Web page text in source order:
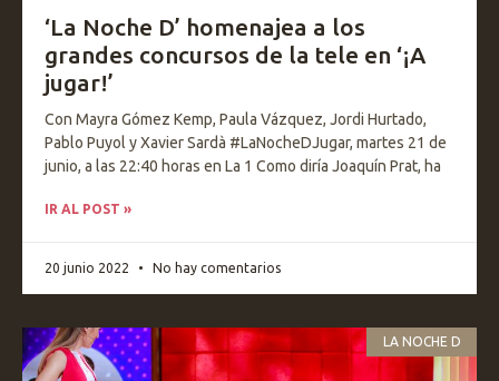
‘La Noche D’ homenajea a los
grandes concursos de la tele en ‘¡A
jugar!’
Con Mayra Gómez Kemp, Paula Vázquez, Jordi Hurtado,
Pablo Puyol y Xavier Sardà #LaNocheDJugar, martes 21 de
junio, a las 22:40 horas en La 1 Como diría Joaquín Prat, ha
IR AL POST »
20 junio 2022 No hay comentarios
LA NOCHE D